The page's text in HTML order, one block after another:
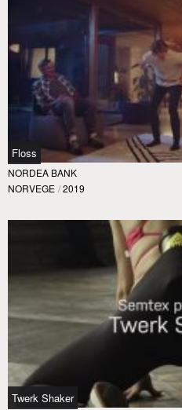
Floss
NORDEA BANK
NORVEGE / 2019
Twerk Shaker